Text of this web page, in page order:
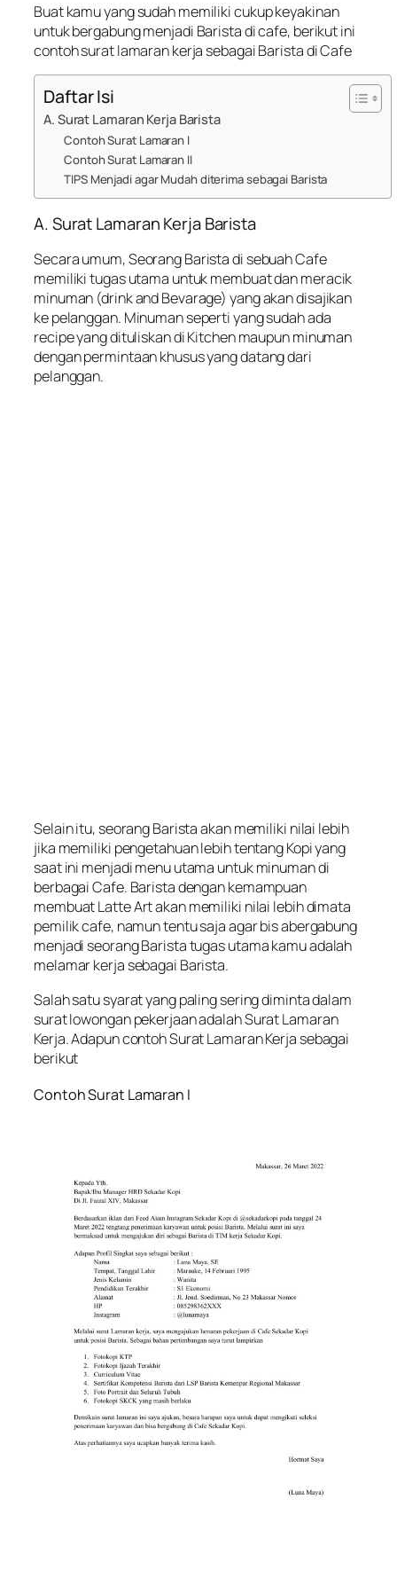
Buat kamu yang sudah memiliki cukup keyakinan
untuk bergabung menjadi Barista di cafe, berikut ini
contoh surat lamaran kerja sebagai Barista di Cafe
Daftar Isi
A. Surat Lamaran Kerja Barista
Contoh Surat Lamaran I
Contoh Surat Lamaran II
TIPS Menjadi agar Mudah diterima sebagai Barista
A. Surat Lamaran Kerja Barista
Secara umum, Seorang Barista di sebuah Cafe
memiliki tugas utama untuk membuat dan meracik
minuman (drink and Bevarage) yang akan disajikan
ke pelanggan. Minuman seperti yang sudah ada
recipe yang dituliskan di Kitchen maupun minuman
dengan permintaan khusus yang datang dari
pelanggan.
Selain itu, seorang Barista akan memiliki nilai lebih
jika memiliki pengetahuan lebih tentang Kopi yang
saat ini menjadi menu utama untuk minuman di
berbagai Cafe. Barista dengan kemampuan
membuat Latte Art akan memiliki nilai lebih dimata
pemilik cafe, namun tentu saja agar bis abergabung
menjadi seorang Barista tugas utama kamu adalah
melamar kerja sebagai Barista.
Salah satu syarat yang paling sering diminta dalam
surat lowongan pekerjaan adalah Surat Lamaran
Kerja. Adapun contoh Surat Lamaran Kerja sebagai
berikut
Contoh Surat Lamaran I